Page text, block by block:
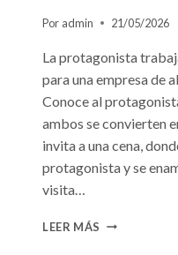
Por admin 21/05/2026
La protagonista
para una empresa de
Conoce al
ambos se convierten
invita a una cena,
protagonista y se
visita…
LEER MÁS CONSULTA